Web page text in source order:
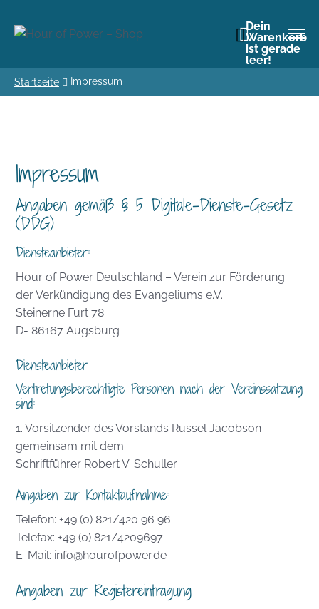
Dein
Warenkorb
ist gerade
leer!
Startseite Impressum
Impressum
Angaben gemäß § 5 Digitale-Dienste-Gesetz
(DDG)
Diensteanbieter:
Hour of Power Deutschland – Verein zur Förderung
der Verkündigung des Evangeliums e.V.
Steinerne Furt 78
D- 86167 Augsburg
Diensteanbieter
Vertretungsberechtigte Personen nach der Vereinssatzung
sind:
1. Vorsitzender des Vorstands Russel Jacobson
gemeinsam mit dem
Schriftführer Robert V. Schuller.
Angaben zur Kontaktaufnahme:
Telefon: +49 (0) 821/420 96 96
Telefax: +49 (0) 821/4209697
E-Mail: info@hourofpower.de
Angaben zur Registereintragung